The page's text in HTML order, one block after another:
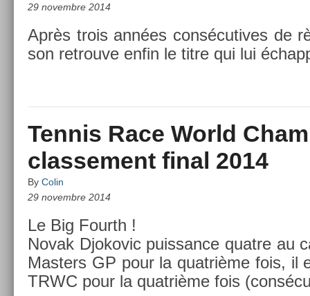
29 novembre 2014
Après trois années con­sécutives de
son retro­uve enfin le titre qui lui
Tennis Race World
classement final 2014
By Colin
29 novembre 2014
Le Big Fourth !
Novak Djokovic puis­sance quat­re au
Mast­ers GP pour la quat­rième fois, il
TRWC pour la quat­rième fois